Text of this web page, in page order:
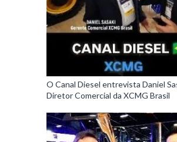
O Canal Diesel entrevista Daniel
Diretor Comercial da XCMG Brasil